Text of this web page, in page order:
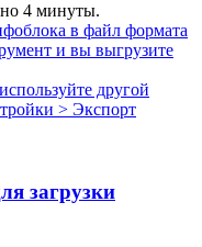
4 минуты.
в файл формата
и вы выгрузите
другой
> Экспорт
загрузки